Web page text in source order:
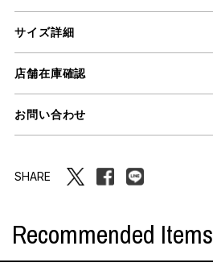
サイズ詳細
店舗在庫確認
お問い合わせ
SHARE
Recommended Items